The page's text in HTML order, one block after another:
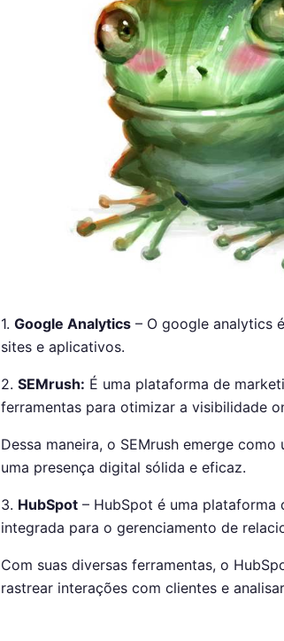
1. Google Analytics – O google analytics
sites e aplicativos.
2. SEMrush: É uma plataforma de
ferramentas para otimizar a visibilidade
Dessa maneira, o SEMrush emerge
uma presença digital sólida e eficaz.
3. HubSpot – HubSpot é uma plataforma
integrada para o gerenciamento de
Com suas diversas ferramentas, o
rastrear interações com clientes e